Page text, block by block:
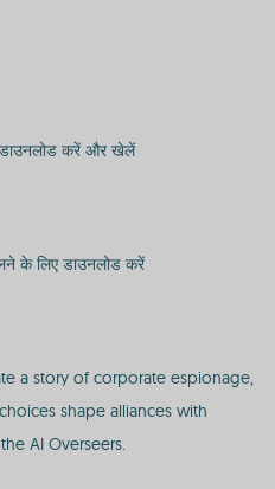
करें और खेलें
के लिए डाउनलोड करें
a story of corporate espionage,
shape alliances with
AI Overseers.